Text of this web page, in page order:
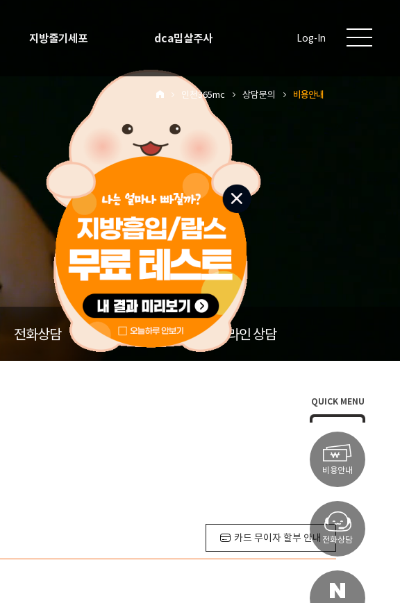
지방줄기세포 dca밉살주사 Log-In
인천365mc 상담문의 비용안내
전화상담 온라인 상담
카드 무이자 할부 안내
QUICK MENU
비용안내
전화상담